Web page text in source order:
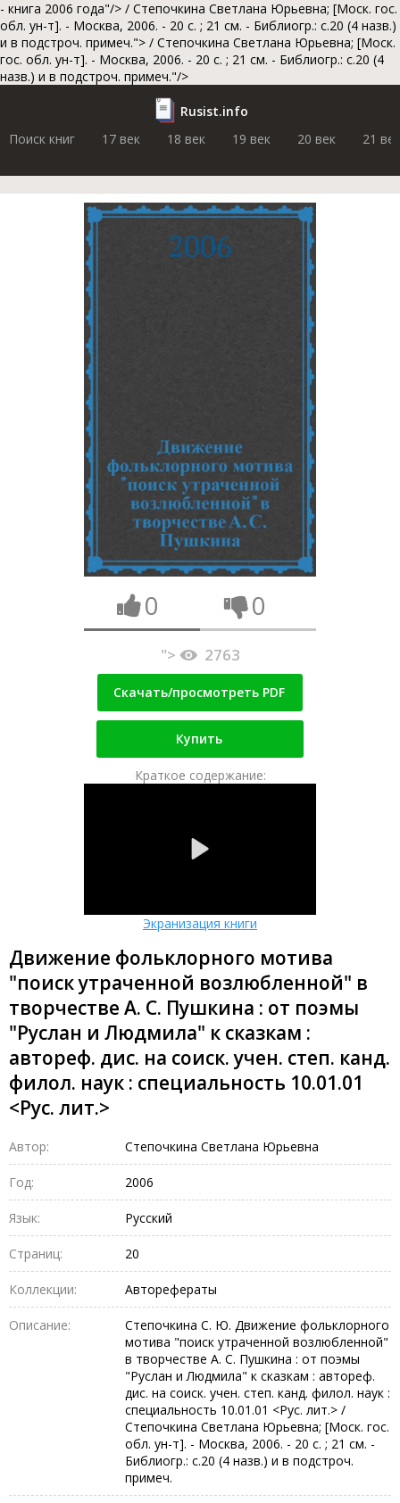
- книга 2006 года"/> / Степочкина Светлана Юрьевна; [Моск. гос.
обл. ун-т]. - Москва, 2006. - 20 с. ; 21 см. - Библиогр.: с.20 (4 назв.)
и в подстроч. примеч."> / Степочкина Светлана Юрьевна; [Моск.
гос. обл. ун-т]. - Москва, 2006. - 20 с. ; 21 см. - Библиогр.: с.20 (4
назв.) и в подстроч. примеч."/>
Rusist.info
Поиск книг
17 век 18 век 19 век 20 век 21 век
0 0
"> 2763
Скачать/просмотреть PDF
Купить
Краткое содержание:
Экранизация книги
Движение фольклорного мотива
"поиск утраченной возлюбленной" в
творчестве А. С. Пушкина : от поэмы
"Руслан и Людмила" к сказкам :
автореф. дис. на соиск. учен. степ. канд.
филол. наук : специальность 10.01.01
<Рус. лит.>
Автор: Степочкина Светлана Юрьевна
Год: 2006
Язык: Русский
Страниц: 20
Коллекции: Авторефераты
Описание:
Степочкина С. Ю. Движение фольклорного
мотива "поиск утраченной возлюбленной"
в творчестве А. С. Пушкина : от поэмы
"Руслан и Людмила" к сказкам : автореф.
дис. на соиск. учен. степ. канд. филол. наук :
специальность 10.01.01 <Рус. лит.> /
Степочкина Светлана Юрьевна; [Моск. гос.
обл. ун-т]. - Москва, 2006. - 20 с. ; 21 см. -
Библиогр.: с.20 (4 назв.) и в подстроч.
примеч.